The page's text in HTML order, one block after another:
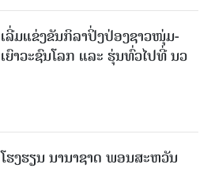
ເລີ່ມແຂ່ງຂັນກິລາປິ່ງປ່ອງຊາວໜຸ່ມ-
ເຍົາວະຊົນໂລກ ແລະ ຮຸ່ນທົ່ວໄປທີ່ ນວ
ໂຮງຮຽນ ນານາຊາດ ພອນສະຫວັນ